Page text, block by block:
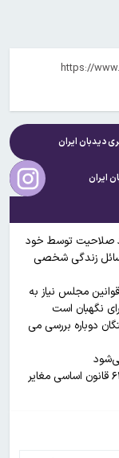
دیدبان ایران
ایران
رد صلاحیت توسط خود
مسائل زندگی شخصی
مجلس نیاز به
نگهبان است
دوباره بررسی می
نظارت استصوابی شورای نگهبان با اصل های ۹ و ۶۲ قانون اساسی مغایر